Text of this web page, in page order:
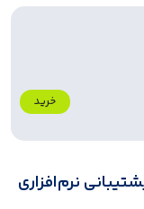
خرید
نرم‌افزاری